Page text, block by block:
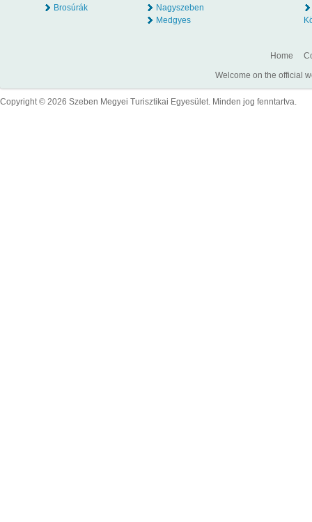
Brosúrák
Nagyszeben
Medgyes
Home
Welcome on the official
Copyright © 2026 Szeben Megyei Turisztikai Egyesület. Minden jog fenntartva.